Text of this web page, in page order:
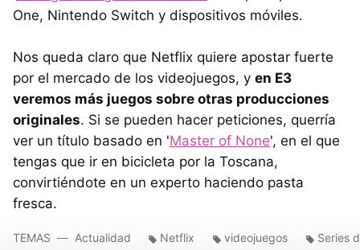
One, Nintendo Switch y dispositivos móviles.
Nos queda claro que Netflix quiere apostar fuerte
por el mercado de los videojuegos, y en E3
veremos más juegos sobre otras producciones
originales. Si se pueden hacer peticiones, querría
ver un título basado en 'Master of None', en el que
tengas que ir en bicicleta por la Toscana,
convirtiéndote en un experto haciendo pasta
fresca.
TEMAS Actualidad Netflix videojuegos Series